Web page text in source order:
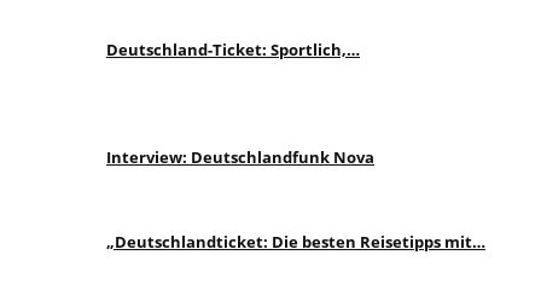
Deutschland-Ticket: Sportlich,…
Interview: Deutschlandfunk Nova
„Deutschlandticket: Die besten Reisetipps mit…